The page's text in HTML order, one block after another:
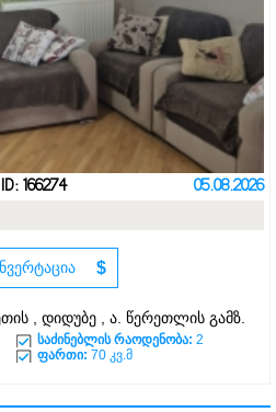
166274 05.08.2026
$
, დიდუბე , ა. წერეთლის გამზ.
საძინებლის რაოდენობა: 2
ფართი: 70 კვ.მ